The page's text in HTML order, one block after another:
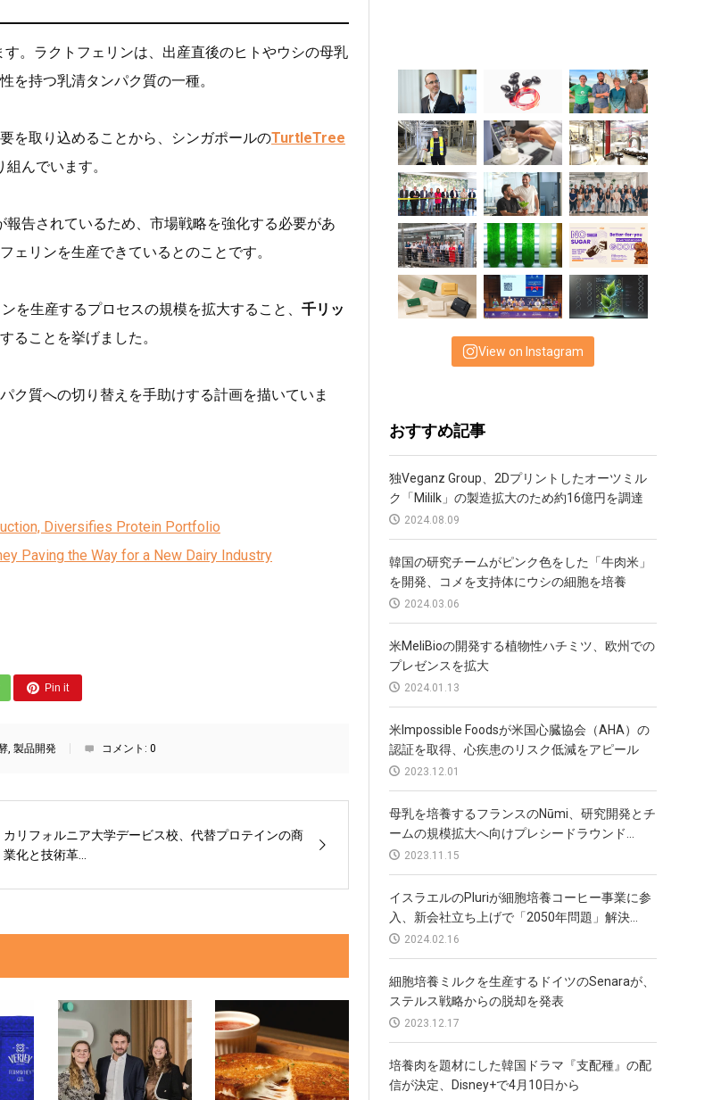
。ラクトフェリンは、出産直後のヒトやウシの母乳
を持つ乳清タンパク質の一種。
を取り込めることから、シンガポールのTurtleTree
んでいます。
告されているため、市場戦略を強化する必要があ
ェリンを生産できているとのことです。
を生産するプロセスの規模を拡大すること、 千リッ
ることを挙げました。
ク質への切り替えを手助けする計画を描いていま
Diversifies Protein Portfolio
Paving the Way for a New Dairy Industry
Pin it
, 製品開発 コメント: 0
カリフォルニア大学デービス校、代替プロテインの商
業化と技術革...
View on Instagram
おすすめ記事
独Veganz Group、2Dプリントしたオーツミル
ク「Mililk」の製造拡大のため約16億円を調達
2024.08.09
韓国の研究チームがピンク色をした「牛肉米」
を開発、コメを支持体にウシの細胞を培養
2024.03.06
米MeliBioの開発する植物性ハチミツ、欧州での
プレゼンスを拡大
2024.01.13
米Impossible Foodsが米国心臓協会（AHA）の
認証を取得、心疾患のリスク低減をアピール
2023.12.01
母乳を培養するフランスのNūmi、研究開発とチ
ームの規模拡大へ向けプレシードラウンド...
2023.11.15
イスラエルのPluriが細胞培養コーヒー事業に参
入、新会社立ち上げで「2050年問題」解決...
2024.02.16
細胞培養ミルクを生産するドイツのSenaraが、
ステルス戦略からの脱却を発表
2023.12.17
培養肉を題材にした韓国ドラマ『支配種』の配
信が決定、Disney+で4月10日から